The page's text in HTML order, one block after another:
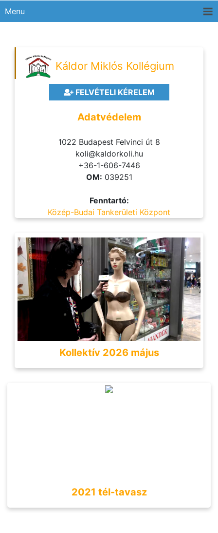
Menu
Káldor Miklós Kollégium
FELVÉTELI KÉRELEM
Adatvédelem
1022 Budapest Felvinci út 8
koli@kaldorkoli.hu
+36-1-606-7446
OM: 039251
Fenntartó:
Közép-Budai Tankerületi Központ
Kollektív 2026 május
2021 tél-tavasz